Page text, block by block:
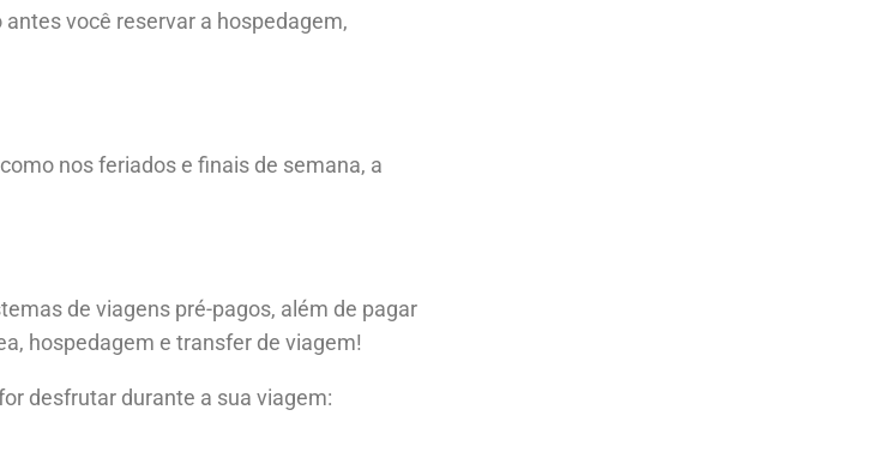
você reservar a hospedagem,
nos feriados e finais de semana, a
de viagens pré-pagos, além de pagar
hospedagem e transfer de viagem!
desfrutar durante a sua viagem: